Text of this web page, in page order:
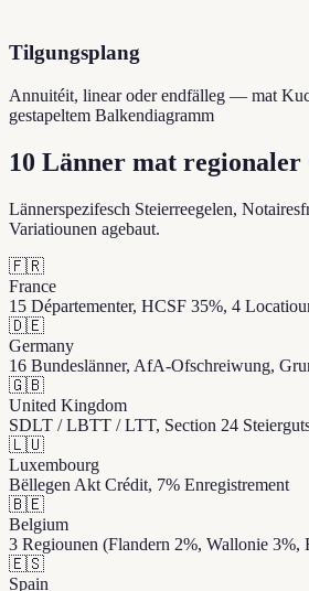
Tilgungsplang
Annuitéit, linear oder endfälleg — mat
gestapeltem Balkendiagramm
10 Länner mat
Lännerspezifesch Steierreegelen,
Variatiounen agebaut.
🇫🇷
France
15 Départementer, HCSF 35%, 4
🇩🇪
Germany
16 Bundeslänner, AfA-Ofschreiwung,
🇬🇧
United Kingdom
SDLT / LBTT / LTT, Section 24
🇱🇺
Luxembourg
Bëllegen Akt Crédit, 7% Enregistrement
🇧🇪
Belgium
3 Regiounen (Flandern 2%, Wallonie 3%,
🇪🇸
Spain